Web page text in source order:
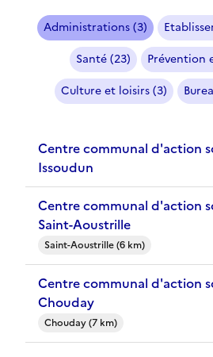
Administrations (3)
Santé (23)
Prévention
Culture et loisirs (3)
Centre communal d'action sociale (CCAS) -
Issoudun
Centre communal d'action sociale (CCAS) -
Saint-Aoustrille
Saint-Aoustrille (6 km)
Centre communal d'action sociale (CCAS) -
Chouday
Chouday (7 km)